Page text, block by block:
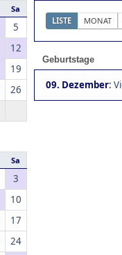
Sa
5
12
19
26
Sa
3
10
17
24
LISTE MONAT
Geburtstage
09. Dezember: